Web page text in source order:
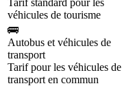
véhicules de tourisme
🚌
Autobus et véhicules de
transport
Tarif pour les véhicules de
transport en commun